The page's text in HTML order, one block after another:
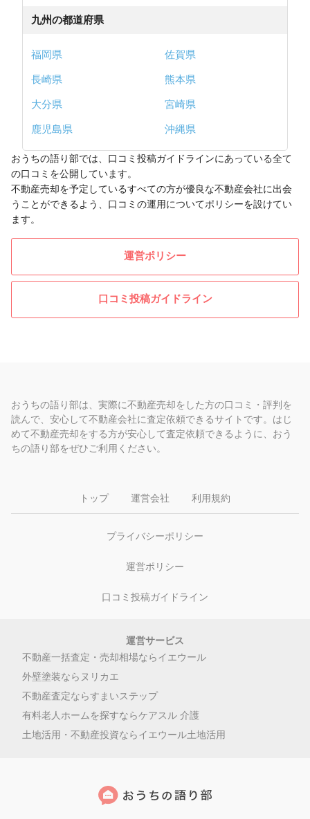
九州の都道府県
福岡県
佐賀県
長崎県
熊本県
大分県
宮崎県
鹿児島県
沖縄県
おうちの語り部では、口コミ投稿ガイドラインにあっている全て
の口コミを公開しています。
不動産売却を予定しているすべての方が優良な不動産会社に出会
うことができるよう、口コミの運用についてポリシーを設けてい
ます。
運営ポリシー
口コミ投稿ガイドライン
おうちの語り部は、実際に不動産売却をした方の口コミ・評判を
読んで、安心して不動産会社に査定依頼できるサイトです。はじ
めて不動産売却をする方が安心して査定依頼できるように、おう
ちの語り部をぜひご利用ください。
トップ 運営会社 利用規約
プライバシーポリシー
運営ポリシー
口コミ投稿ガイドライン
運営サービス
不動産一括査定・売却相場ならイエウール
外壁塗装ならヌリカエ
不動産査定ならすまいステップ
有料老人ホームを探すならケアスル 介護
土地活用・不動産投資ならイエウール土地活用